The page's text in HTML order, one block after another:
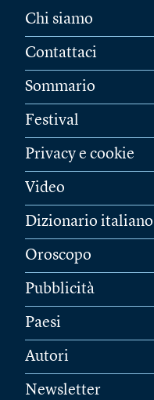
Chi siamo
Contattaci
Sommario
Festival
Privacy e cookie
Video
Dizionario italiano
Oroscopo
Pubblicità
Paesi
Autori
Newsletter